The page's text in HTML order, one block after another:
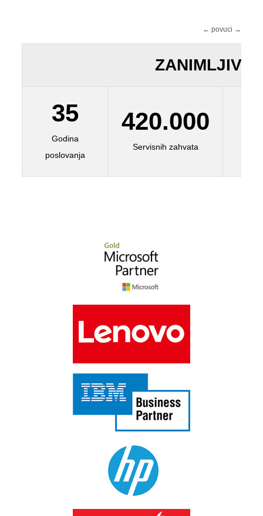
← povuci →
ZANIMLJIVE
35
Godina
poslovanja
420.000
Servisnih zahvata